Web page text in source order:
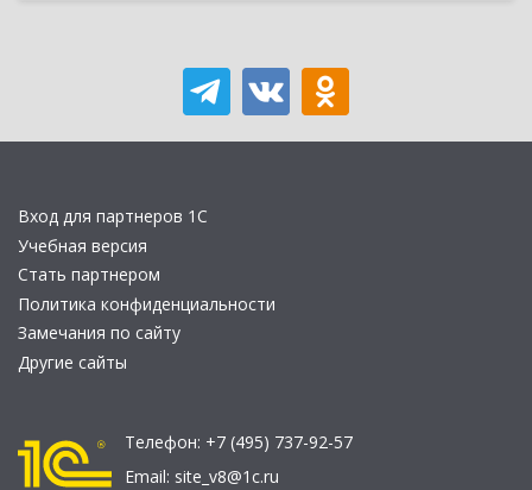
Вход для партнеров 1С
Учебная версия
Стать партнером
Политика конфиденциальности
Замечания по сайту
Другие сайты
Телефон: +7 (495) 737-92-57
Email: site_v8@1c.ru